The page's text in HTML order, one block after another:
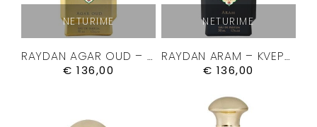
NETURIME
RAYDAN AGAR OUD – KVEPALAI 50ML.
€ 136,00
NETURIME
RAYDAN ARAM – KVEPALAI 50ML.
€ 136,00